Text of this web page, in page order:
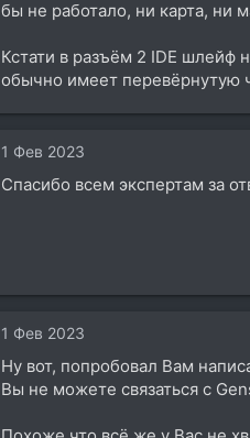
бы не работало, ни карта, ни
Кстати в разъём 2 IDE шлейф
обычно имеет перевёрнутую
1 Фев 2023
Спасибо всем экспертам за
1 Фев 2023
Ну вот, попробовал Вам
Вы не можете связаться с